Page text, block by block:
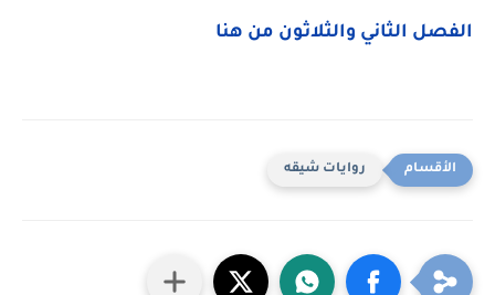
الفصل الثاني والثلاثون من هنا
روايات شيقه